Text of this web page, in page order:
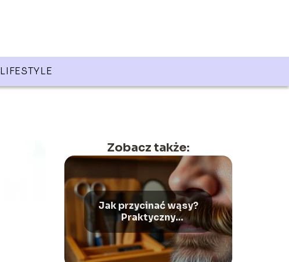
LIFESTYLE
Zobacz także:
Jak przycinać wąsy?
Praktyczny
przewodnik dla
mężczyzn